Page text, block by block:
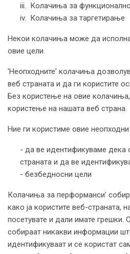
iii. Колачиња за
iv. Колачиња за таргетирање
Некои колачиња може да
овие цели.
'Неопходните’ колачиња
веб страната и да ги користите
Без користење на овие
користење на нашата веб страна.
Ние ги користиме овие
- да ве идентификуваме дека
страната и да ве
- безбедносни цели
Колачиња за перформанси’
како ја користите веб-страната,
посетувате и дали имате грешки.
собираат никакви информации
идентификуваат и се користат